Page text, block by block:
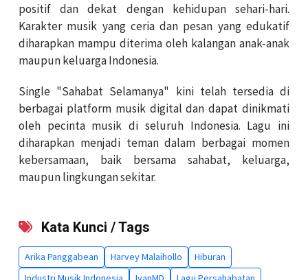
positif dan dekat dengan kehidupan sehari-hari.
Karakter musik yang ceria dan pesan yang edukatif
diharapkan mampu diterima oleh kalangan anak-anak
maupun keluarga Indonesia.
Single "Sahabat Selamanya" kini telah tersedia di
berbagai platform musik digital dan dapat dinikmati
oleh pecinta musik di seluruh Indonesia. Lagu ini
diharapkan menjadi teman dalam berbagai momen
kebersamaan, baik bersama sahabat, keluarga,
maupun lingkungan sekitar.
Kata Kunci / Tags
Arika Panggabean Harvey Malaihollo
Hiburan